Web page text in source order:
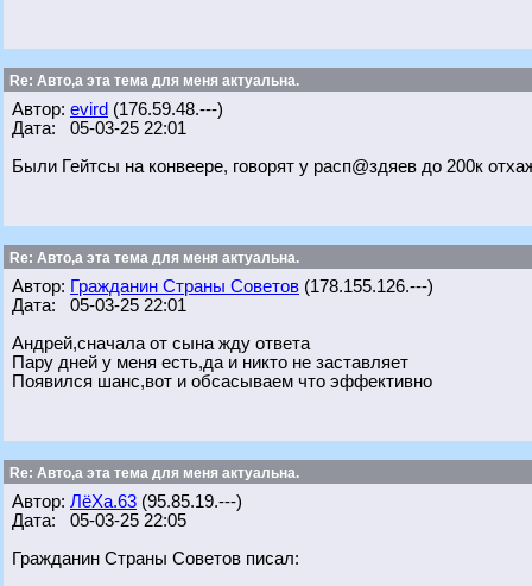
Re: Авто,а эта тема для меня актуальна.
Автор: evird (176.59.48.---)
Дата: 05-03-25 22:01
Были Гейтсы на конвеере, говорят у расп@здяев до 200к
Re: Авто,а эта тема для меня актуальна.
Автор: Гражданин Страны Советов (178.155.126.---)
Дата: 05-03-25 22:01
Андрей,сначала от сына жду ответа
Пару дней у меня есть,да и никто не заставляет
Появился шанс,вот и обсасываем что эффективно
Re: Авто,а эта тема для меня актуальна.
Автор: ЛёХа.63 (95.85.19.---)
Дата: 05-03-25 22:05
Гражданин Страны Советов писал: